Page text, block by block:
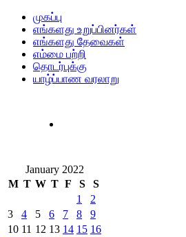
முகப்பு
எங்களது உறுப்பினர்கள்
எங்களது தேவைகள்
எம்மை பற்றி
தொடர்புக்கு
யாழ்ப்பாண வரலாறு
January 2022
M T W T F S
S
1
2
3
4 5 6 7 8
9
10 11 12 13 14 15 16